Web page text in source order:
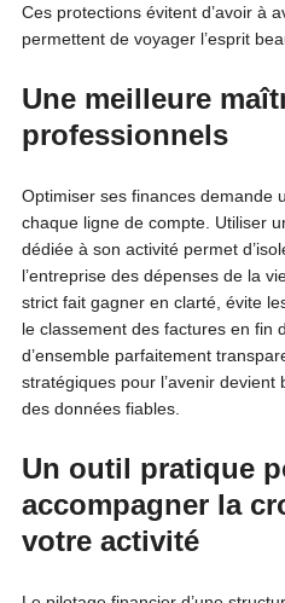
Ces protections évitent d’avoir à
permettent de voyager l’esprit
Une meilleure
professionnels
Optimiser ses finances demande
chaque ligne de compte. Utiliser
dédiée à son activité permet
l’entreprise des dépenses de la
strict fait gagner en clarté, évite
le classement des factures en fin
d’ensemble parfaitement
stratégiques pour l’avenir
des données fiables.
Un outil pratique
accompagner la
votre activité